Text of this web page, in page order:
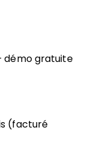
démo gratuite
(facturé